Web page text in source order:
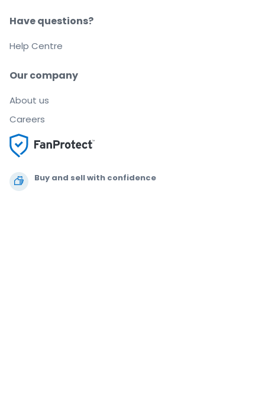
Buy and sell with confidence
Our company
About us
Careers
Have questions?
Help Centre